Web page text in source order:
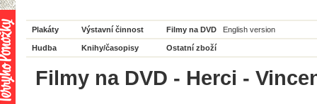
Plakáty Výstavní činnost Filmy na DVD English version
Hudba Knihy/časopisy Ostatní zboží
Filmy na DVD - Herci -